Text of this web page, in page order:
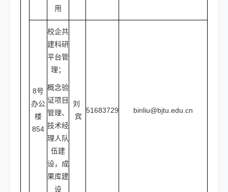
用
8号
办公
楼
854
校企共
建科研
平台管
理；
概念验
证项目
管理、
技术经
理人队
伍建
设，成
果库建
设
刘
宾
51683729 binliu@bjtu.edu.cn